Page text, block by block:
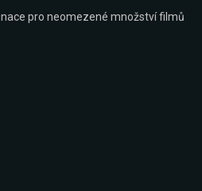
pro neomezené množství filmů